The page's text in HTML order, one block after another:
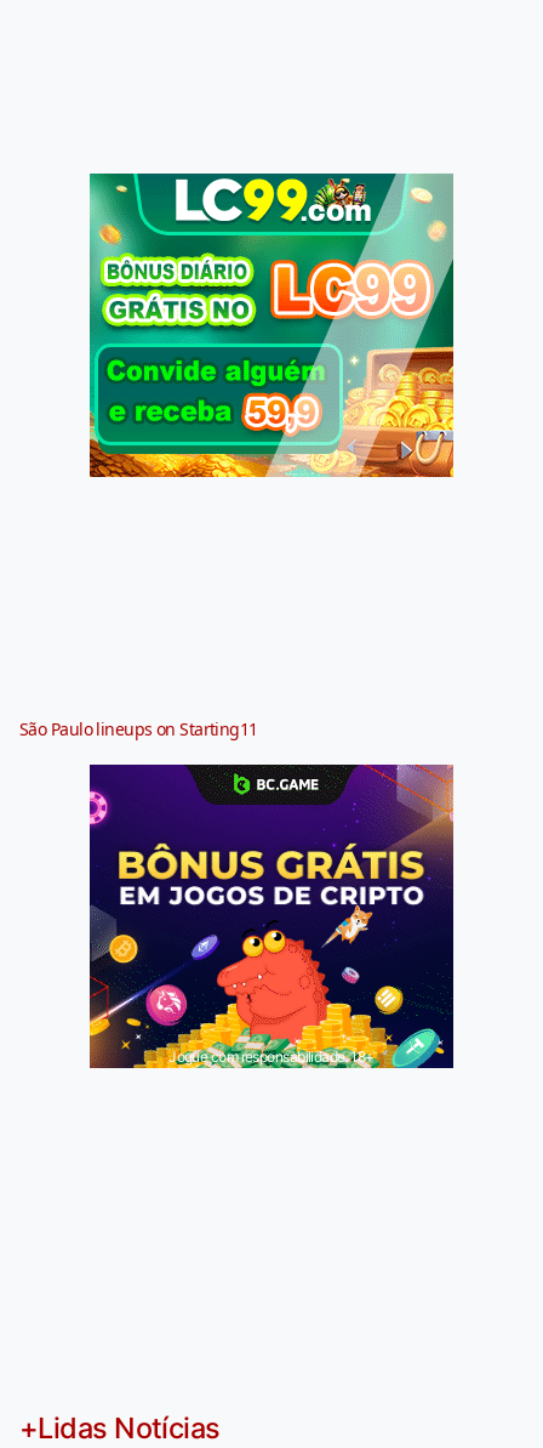
São Paulo lineups on Starting11
Jogue com responsabilidade. 18+
+Lidas Notícias